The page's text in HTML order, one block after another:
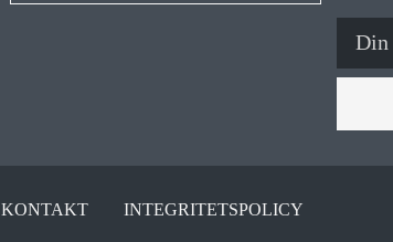
KONTAKT INTEGRITETSPOLICY